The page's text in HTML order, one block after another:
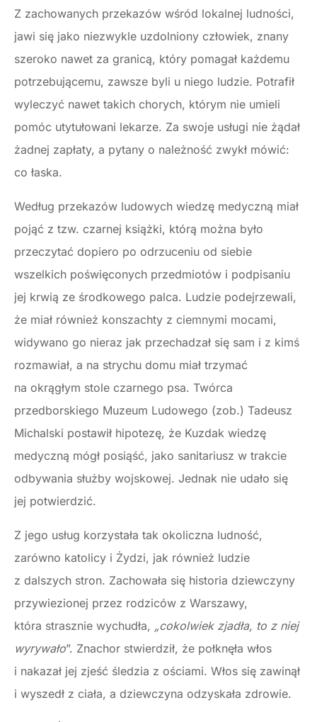
Z zachowanych przekazów wśród lokalnej ludności,
jawi się jako niezwykle uzdolniony człowiek, znany
szeroko nawet za granicą, który pomagał każdemu
potrzebującemu, zawsze byli u niego ludzie. Potrafił
wyleczyć nawet takich chorych, którym nie umieli
pomóc utytułowani lekarze. Za swoje usługi nie żądał
żadnej zapłaty, a pytany o należność zwykł mówić:
co łaska.
Według przekazów ludowych wiedzę medyczną miał
pojąć z tzw. czarnej książki, którą można było
przeczytać dopiero po odrzuceniu od siebie
wszelkich poświęconych przedmiotów i podpisaniu
jej krwią ze środkowego palca. Ludzie podejrzewali,
że miał również konszachty z ciemnymi mocami,
widywano go nieraz jak przechadzał się sam i z kimś
rozmawiał, a na strychu domu miał trzymać
na okrągłym stole czarnego psa. Twórca
przedborskiego Muzeum Ludowego (zob.) Tadeusz
Michalski postawił hipotezę, że Kuzdak wiedzę
medyczną mógł posiąść, jako sanitariusz w trakcie
odbywania służby wojskowej. Jednak nie udało się
jej potwierdzić.
Z jego usług korzystała tak okoliczna ludność,
zarówno katolicy i Żydzi, jak również ludzie
z dalszych stron. Zachowała się historia dziewczyny
przywiezionej przez rodziców z Warszawy,
która strasznie wychudła, „cokolwiek zjadła, to z niej
wyrywało”. Znachor stwierdził, że połknęła włos
i nakazał jej zjeść śledzia z ościami. Włos się zawinął
i wyszedł z ciała, a dziewczyna odzyskała zdrowie.